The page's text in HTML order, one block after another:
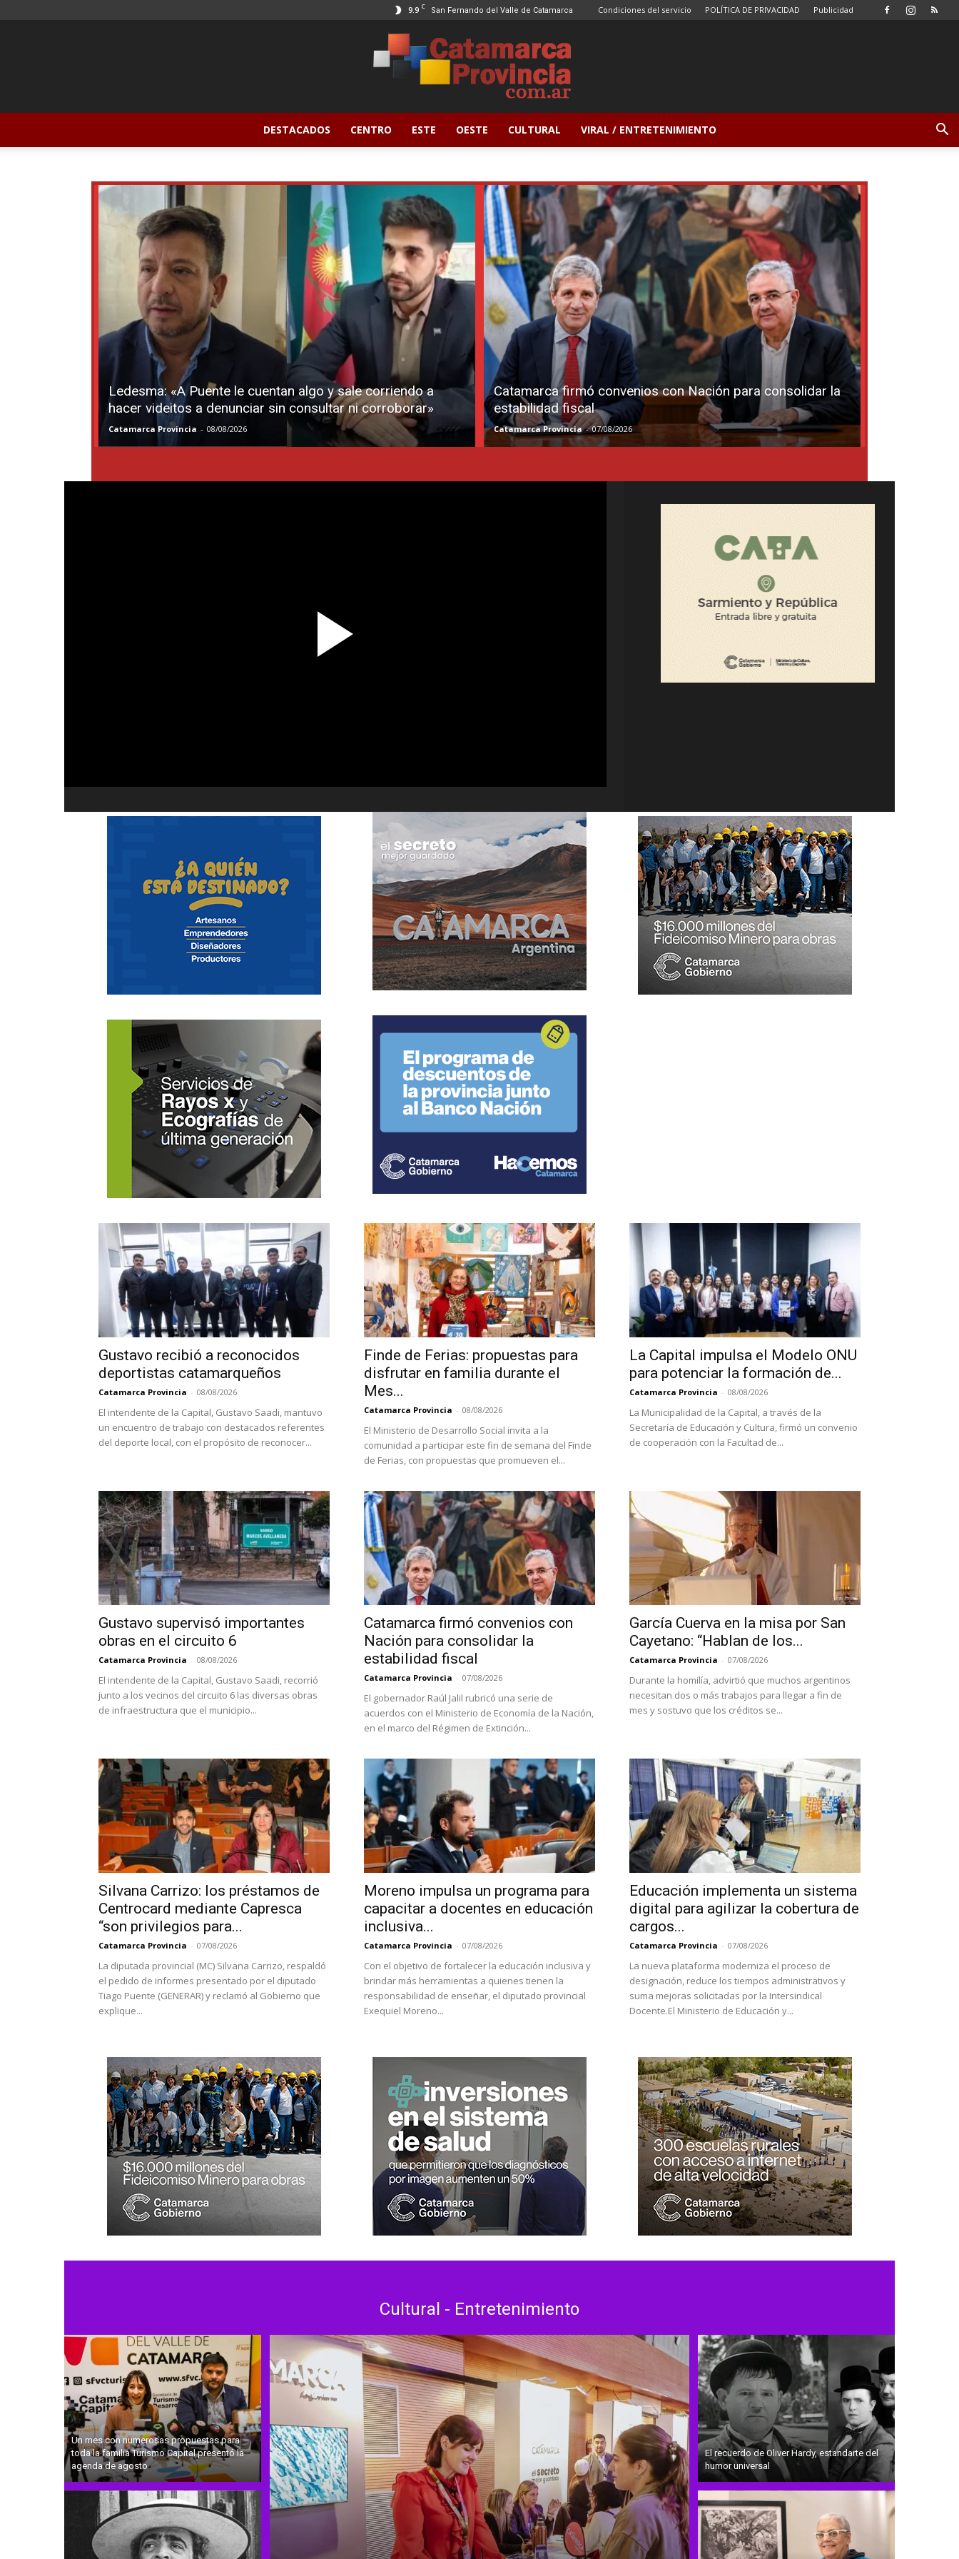
9.9 C San Fernando del Valle de Catamarca Condiciones del servicio POLÍTICA DE PRIVACIDAD Publicidad
Catamarca
Provincia
DESTACADOS CENTRO ESTE OESTE CULTURAL VIRAL / ENTRETENIMIENTO
Ledesma: «A Puente le cuentan algo y sale corriendo a
hacer videitos a denunciar sin consultar ni corroborar»
Catamarca Provincia - 08/08/2026
Catamarca firmó convenios con Nación para consolidar la
estabilidad fiscal
Catamarca Provincia - 07/08/2026
Gustavo recibió a reconocidos
deportistas catamarqueños
Catamarca Provincia - 08/08/2026
El intendente de la Capital, Gustavo Saadi, mantuvo
un encuentro de trabajo con destacados referentes
del deporte local, con el propósito de reconocer...
Finde de Ferias: propuestas para
disfrutar en familia durante el
Mes...
Catamarca Provincia - 08/08/2026
El Ministerio de Desarrollo Social invita a la
comunidad a participar este fin de semana del Finde
de Ferias, con propuestas que promueven el...
La Capital impulsa el Modelo ONU
para potenciar la formación de...
Catamarca Provincia - 08/08/2026
La Municipalidad de la Capital, a través de la
Secretaría de Educación y Cultura, firmó un convenio
de cooperación con la Facultad de...
Gustavo supervisó importantes
obras en el circuito 6
Catamarca Provincia - 08/08/2026
El intendente de la Capital, Gustavo Saadi, recorrió
junto a los vecinos del circuito 6 las diversas obras
de infraestructura que el municipio...
Catamarca firmó convenios con
Nación para consolidar la
estabilidad fiscal
Catamarca Provincia - 07/08/2026
El gobernador Raúl Jalil rubricó una serie de
acuerdos con el Ministerio de Economía de la Nación,
en el marco del Régimen de Extinción...
García Cuerva en la misa por San
Cayetano: “Hablan de los...
Catamarca Provincia - 07/08/2026
Durante la homilía, advirtió que muchos argentinos
necesitan dos o más trabajos para llegar a fin de
mes y sostuvo que los créditos se...
Silvana Carrizo: los préstamos de
Centrocard mediante Capresca
“son privilegios para...
Catamarca Provincia - 07/08/2026
La diputada provincial (MC) Silvana Carrizo, respaldó
el pedido de informes presentado por el diputado
Tiago Puente (GENERAR) y reclamó al Gobierno que
explique...
Moreno impulsa un programa para
capacitar a docentes en educación
inclusiva...
Catamarca Provincia - 07/08/2026
Con el objetivo de fortalecer la educación inclusiva y
brindar más herramientas a quienes tienen la
responsabilidad de enseñar, el diputado provincial
Exequiel Moreno...
Educación implementa un sistema
digital para agilizar la cobertura de
cargos...
Catamarca Provincia - 07/08/2026
La nueva plataforma moderniza el proceso de
designación, reduce los tiempos administrativos y
suma mejoras solicitadas por la Intersindical
Docente.El Ministerio de Educación y...
Cultural - Entretenimiento
Un mes con numerosas propuestas para
toda la familia Turismo Capital presentó la
agenda de agosto
El recuerdo de Oliver Hardy, estandarte del
humor universal